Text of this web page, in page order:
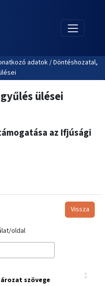
adatok / Döntéshozatal,
ülései
az Ifjúsági
Vissza
oldal
szövege